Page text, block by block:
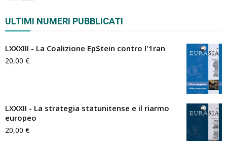
ULTIMI NUMERI PUBBLICATI
LXXXIII - La Coalizione Ep$tein contro l'1ran
20,00 €
LXXXII - La strategia statunitense e il riarmo
europeo
20,00 €